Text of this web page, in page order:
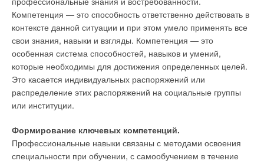
Компетенция — это способность ответственно действовать в
контексте данной ситуации и при этом умело применять все
свои знания, навыки и взгляды. Компетенция — это
особенная система способностей, навыков и умений,
которые необходимы для достижения определенных целей.
Это касается индивидуальных распоряжений или
распределение этих распоряжений на социальные группы
или институции.
Формирование ключевых компетенций.
Профессиональные навыки связаны с методами освоения
специальности при обучении, с самообучением в течение